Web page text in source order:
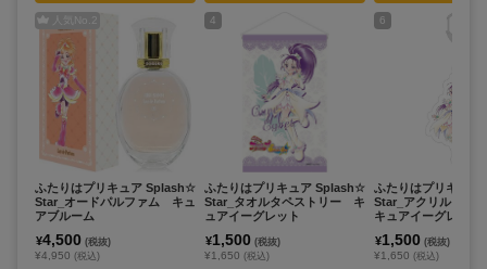
人気No. 2
ふたりはプリキュア Splash☆
Star_オードパルファム キュ
アブルーム
¥4,500 (税抜)
¥4,950 (税込)
4
ふたりはプリキュア Splash☆
Star_タオルタペストリー キ
ュアイーグレット
¥1,500 (税抜)
¥1,650 (税込)
6
ふたりはプリキュ
Star_アクリルキー
キュアイーグレット
¥1,500 (税抜)
¥1,650 (税込)